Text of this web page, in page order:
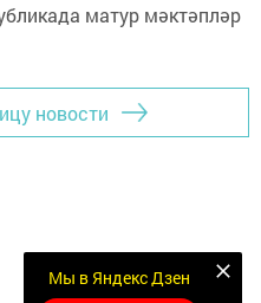
новости
Мы в Яндекс Дзен